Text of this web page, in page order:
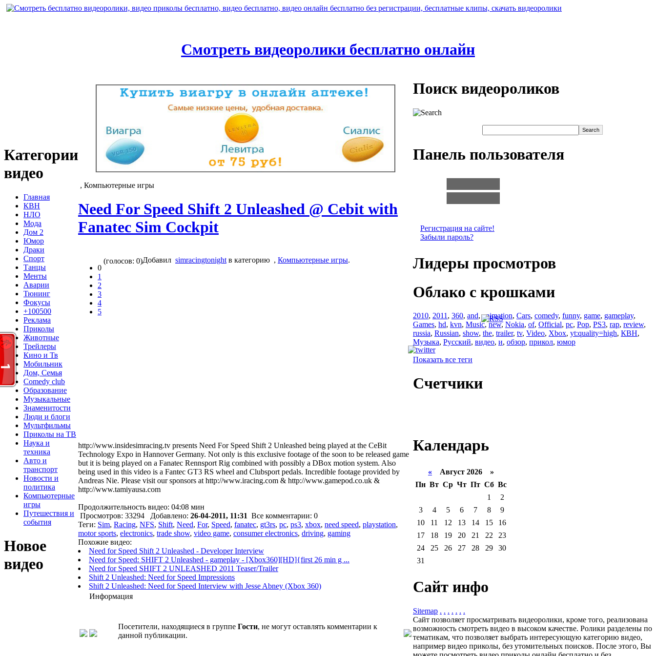
Смотреть видеоролики бесплатно онлайн
Категории
видео
Главная
КВН
НЛО
Мода
Дом 2
Юмор
Драки
Спорт
Танцы
Менты
Аварии
Тюнинг
Фокусы
+100500
Реклама
Приколы
Животные
Трейлеры
Кино и Тв
Мобильник
Дом, Семья
Comedy club
Образование
Музыкальные
Знаменитости
Люди и блоги
Мультфильмы
Приколы на ТВ
Наука и
техника
Авто и
транспорт
Новости и
политика
Компьютерные
игры
Путешествия и
события
Новое
видео
, Компьютерные игры
Need For Speed Shift 2 Unleashed @ Cebit with
Fanatec Sim Cockpit
0
1
2
3
4
5
(голосов: 0)Добавил simracingtonight в категорию , Компьютерные игры.
http://www.insidesimracing.tv presents Need For Speed Shift 2 Unleashed being played at the CeBit
Technology Expo in Hannover Germany. Not only is this exclusive footage of the soon to be released game
but it is being played on a Fanatec Rennsport Rig combined with possibly a DBox motion system. Also
being used in this video is a Fantec GT3 RS wheel and Clubsport pedals. Incredible footage provided by
Andreas Nie. Please visit our sponsors at http://www.iracing.com & http://www.gamepod.co.uk &
http://www.tamiyausa.com
Продолжительность видео: 04:08 мин
Просмотров: 33294 Добавлено: 26-04-2011, 11:31 Все комментарии: 0
Теги: Sim, Racing, NFS, Shift, Need, For, Speed, fanatec, gt3rs, pc, ps3, xbox, need speed, playstation,
motor sports, electronics, trade show, video game, consumer electronics, driving, gaming
Похожие видео:
Need for Speed Shift 2 Unleashed - Developer Interview
Need for Speed: SHIFT 2 Unleashed - gameplay - [Xbox360][HD]{first 26 min g ...
Need for Speed SHIFT 2 UNLEASHED 2011 Teaser/Trailer
Shift 2 Unleashed: Need for Speed Impressions
Shift 2 Unleashed: Need for Speed Interview with Jesse Abney (Xbox 360)
Информация
Посетители, находящиеся в группе Гости, не могут оставлять комментарии к
данной публикации.
Поиск видеороликов
Панель пользователя
Регистрация на сайте!
Забыли пароль?
Лидеры просмотров
Облако с крошками
2010, 2011 , 360, and,animation, Cars, comedy, funny, game, gameplay,
Games, hd, kvn, Music,new, Nokia, of, Official, pc, Pop, PS3, rap, review,
russia, Russian, show, the, trailer, tv, Video, Xbox, yt:quality=high, КВН,
Музыка, Русский, видео, и, обзор, прикол, юмор
Показать все теги
Счетчики
Календарь
« Август 2026 »
Пн Вт Ср Чт Пт Сб Вс
1
2
3
4 5 6 7 8
9
10
11 12 13 14 15
16
17
18 19 20 21 22
23
24
25 26 27 28 29
30
31
Сайт инфо
Sitemap . . . . . . .
Сайт позволяет просматривать видеоролики, кроме того, реализована
возможность смотреть видео в высоком качестве. Ролики разделены по
тематикам, что позволяет выбрать интересующую категорию видео,
например видео приколы, без утомительных поисков. После этого, Вы